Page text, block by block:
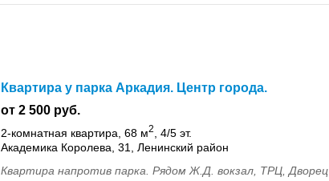
Квартира у парка Аркадия. Центр города.
от 2 500 руб.
2-комнатная квартира, 68 м2
, 4/5 эт.
Академика Королева, 31, Ленинский район
Квартира напротив парка. Рядом Ж.Д. вокзал, ТРЦ, Дворец